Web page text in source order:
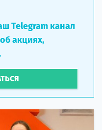
Telegram канал
акциях,